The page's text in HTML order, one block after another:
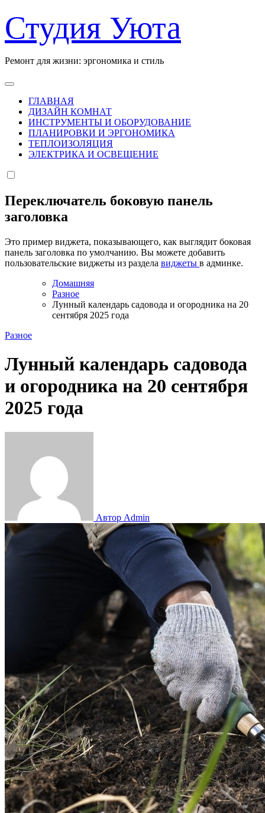
к
содержанию
Студия Уюта
Ремонт для жизни: эргономика и стиль
ГЛАВНАЯ
ДИЗАЙН КОМНАТ
ИНСТРУМЕНТЫ И ОБОРУДОВАНИЕ
ПЛАНИРОВКИ И ЭРГОНОМИКА
ТЕПЛОИЗОЛЯЦИЯ
ЭЛЕКТРИКА И ОСВЕЩЕНИЕ
Переключатель боковую панель
заголовка
Это пример виджета, показывающего, как выглядит боковая
панель заголовка по умолчанию. Вы можете добавить
пользовательские виджеты из раздела виджеты в админке.
Домашняя
Разное
Лунный календарь садовода и огородника на 20
сентября 2025 года
Разное
Лунный календарь садовода
и огородника на 20 сентября
2025 года
Автор Admin